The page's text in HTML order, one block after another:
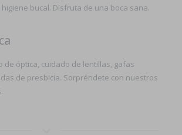
bucal. Disfruta de una boca sana.
de óptica, cuidado de lentillas, gafas
de presbicia. Sorpréndete con nuestros